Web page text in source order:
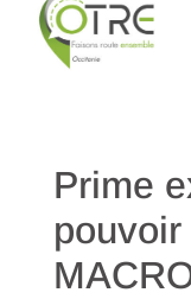
Prime
pouvoir